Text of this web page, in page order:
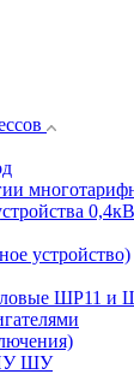
0,4кВ
устройство)
ШР11 и
ШУ